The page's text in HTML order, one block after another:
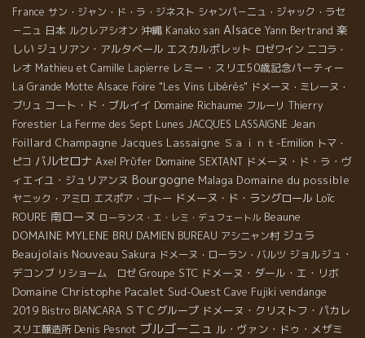
France サン・ジャン・ド・ラ・ジネスト シャンパ－ニュ・ジャック・ラセ
－ニュ 日本 ルクレアシオン 沖縄 Kanako san Alsace Yann Bertrand 楽
しい ジュリアン・アルタベール エスカルポレット ロゼワイン ニコラ・
レオ Mathieu et Camille Lapierre レミー・スリエ50歳記念パーティー
La Grande Motte Alsace Foire "Les Vins Libérés" ドメーヌ・ミレーヌ・
ブリュ コート・ド・ブルイイ Domaine Richaume フルーリ Thierry
Forestier La Ferme des Sept Lunes JACQUES LASSAIGNE Jean
Foillard Champagne Jacques Lassaigne Ｓａｉｎｔ-Emilion トマ・
ピコ バルセロナ Axel Prϋfer Domaine SEXTANT ドメーヌ・ド・ラ・ヴ
ィエイユ・ジュリアンヌ Bourgogne Malaga Domaine du possible
ヤニック・アミロ エスポア・ゴトー ドメーヌ・ド・ラングロール Loïc
ROURE 南ローヌ ローランス・エ・レミ・デュフェートル Beaune
DOMAINE MYLENE BRU DAMIEN BUREAU アシニャン村 ジュラ
Beaujolais Nouveau Sakura ドメーヌ・ローラン・バルツ ジョルジュ・
デコンブ リショーム ロゼ Groupe STC ドメーヌ・ダール・エ・リボ
Domaine Christophe Pacalet Sud-Ouest Cave Fujiki vendange
2019 Bistro BIANCARA ＳＴＣグループ ドメーヌ・クリストフ・パカレ
スリエ醸造所 Denis Pesnot ブルゴーニュ ル・ヴァン・ドゥ・メザミ